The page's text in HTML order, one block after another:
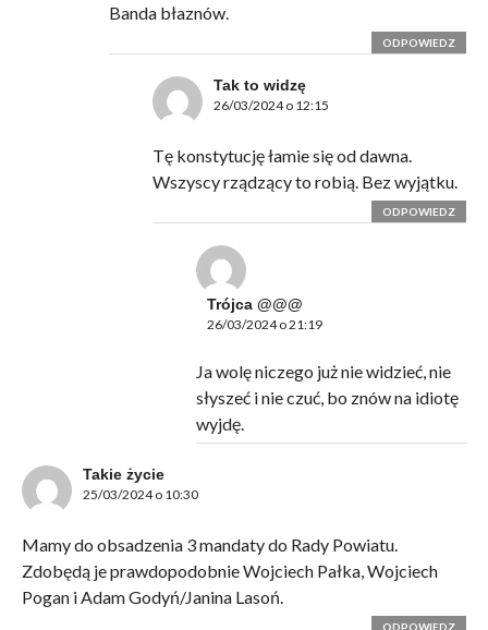
Banda błaznów.
ODPOWIEDZ
Tak to widzę
26/03/2024 o 12:15
Tę konstytucję łamie się od dawna.
Wszyscy rządzący to robią. Bez wyjątku.
ODPOWIEDZ
Trójca @@@
26/03/2024 o 21:19
Ja wolę niczego już nie widzieć, nie
słyszeć i nie czuć, bo znów na idiotę
wyjdę.
Takie życie
25/03/2024 o 10:30
Mamy do obsadzenia 3 mandaty do Rady Powiatu.
Zdobędą je prawdopodobnie Wojciech Pałka, Wojciech
Pogan i Adam Godyń/Janina Lasoń.
ODPOWIEDZ